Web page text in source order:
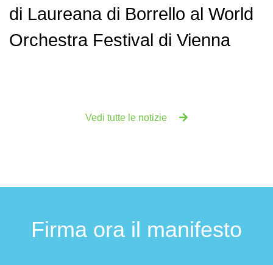
di Laureana di Borrello al World
Orchestra Festival di Vienna
Vedi tutte le notizie
Firma ora il manifesto